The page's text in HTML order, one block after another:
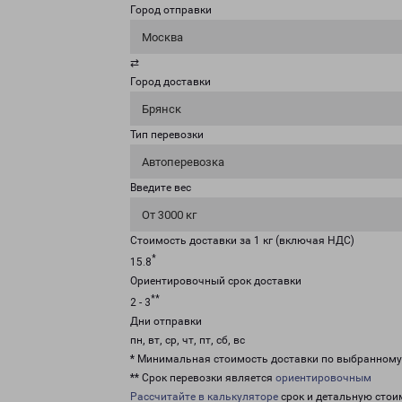
Город отправки
Москва
⇄
Город доставки
Брянск
Тип перевозки
Автоперевозка
Введите вес
От 3000 кг
Стоимость доставки за 1 кг (включая НДС)
15.8*
Ориентировочный срок доставки
2 - 3**
Дни отправки
пн, вт, ср, чт, пт, сб, вс
* Минимальная стоимость доставки по
** Срок перевозки является ориентировочным
Рассчитайте в калькуляторе срок и детальную